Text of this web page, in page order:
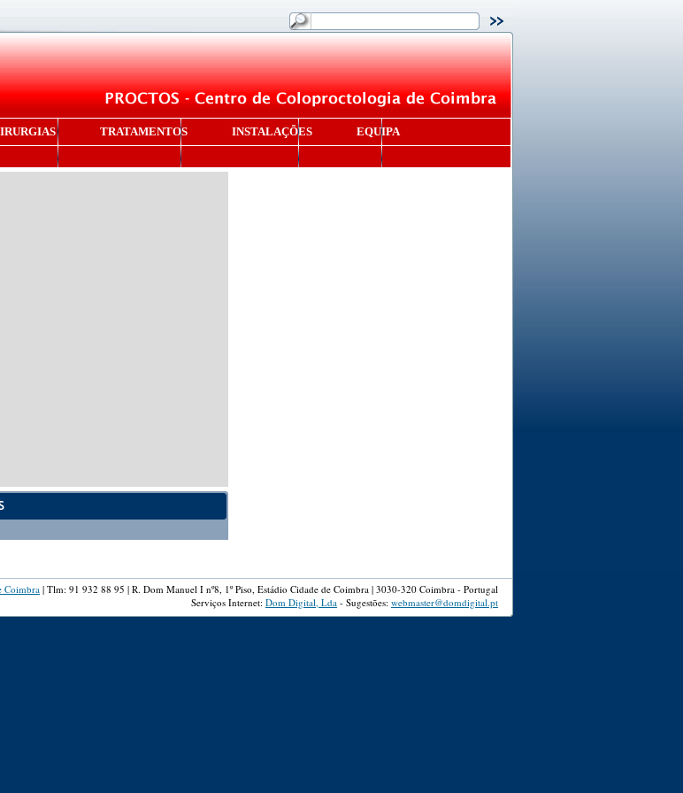
TRATAMENTOS INSTALAÇÕES
EQUIPA
Coimbra | Tlm: 91 932 88 95 | R. Dom Manuel I nº8, 1º Piso, Estádio Cidade de Coimbra | 3030-320 Coimbra - Portugal
Serviços Internet: Dom Digital, Lda - Sugestões: webmaster@domdigital.pt